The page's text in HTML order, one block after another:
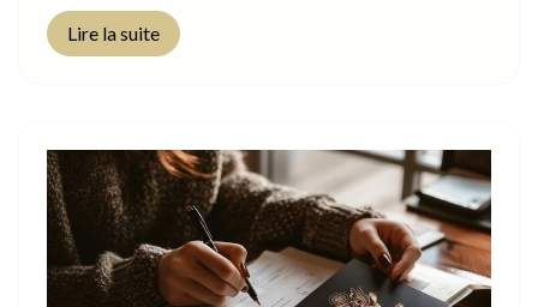
Lire la suite